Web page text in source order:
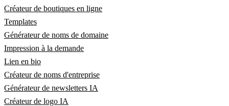
Créateur de boutiques en ligne
Templates
Générateur de noms de domaine
Impression à la demande
Lien en bio
Créateur de noms d'entreprise
Générateur de newsletters IA
Créateur de logo IA